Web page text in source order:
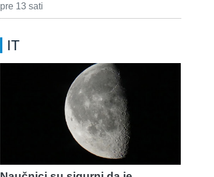
pre 13 sati
IT